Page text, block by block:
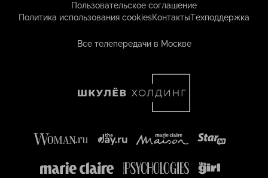
Пользовательское соглашение
Политика использования cookiesКонтактыТехподдержка
Все телепередачи в Москве